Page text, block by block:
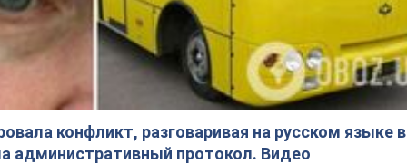
конфликт, разговаривая на русском языке в
административный протокол. Видео